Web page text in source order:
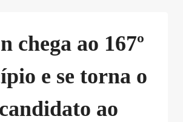
chega ao 167º
e se torna o
ao